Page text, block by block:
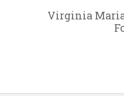
Virginia Maria